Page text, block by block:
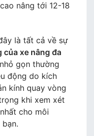
nâng tới 12-18
là tất cả về sự
của xe nâng đa
gọn thường
động do kích
kính quay vòng
khi xem xét
cho môi